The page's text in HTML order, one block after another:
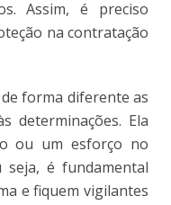
Assim, é preciso
na contratação
forma diferente as
determinações. Ela
ou um esforço no
seja, é fundamental
e fiquem vigilantes